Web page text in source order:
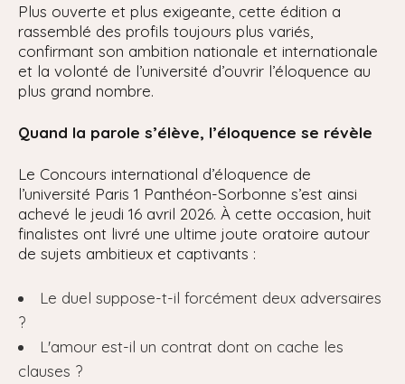
Plus ouverte et plus exigeante, cette édition a
rassemblé des profils toujours plus variés,
confirmant son ambition nationale et internationale
et la volonté de l’université d’ouvrir l’éloquence au
plus grand nombre.
Quand la parole s’élève, l’éloquence se révèle
Le Concours international d’éloquence de
l’université Paris 1 Panthéon-Sorbonne s’est ainsi
achevé le jeudi 16 avril 2026. À cette occasion, huit
finalistes ont livré une ultime joute oratoire autour
de sujets ambitieux et captivants :
Le duel suppose-t-il forcément deux adversaires
?
L'amour est-il un contrat dont on cache les
clauses ?